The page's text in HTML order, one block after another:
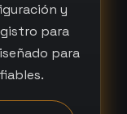
y
para
para